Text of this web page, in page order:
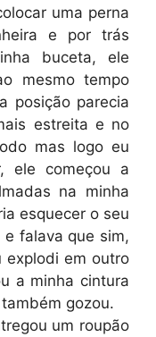
uma perna
e por trás
buceta, ele
mesmo tempo
posição parecia
estreita e no
mas logo eu
ele começou a
na minha
esquecer o seu
falava que sim,
explodi em outro
a minha cintura
gozou.
um roupão